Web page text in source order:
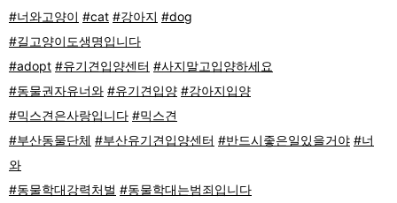
#너와고양이 #cat #강아지 #dog
#길고양이도생명입니다
#adopt #유기견입양센터 #사지말고입양하세요
#동물권자유너와 #유기견입양 #강아지입양
#믹스견은사랑입니다 #믹스견
#부산동물단체 #부산유기견입양센터 #반드시좋은일있을거야 #너
와
#동물학대강력처벌 #동물학대는범죄입니다